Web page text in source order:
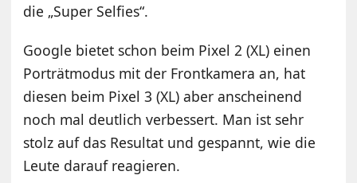
die „Super Selfies“.
Google bietet schon beim Pixel 2 (XL) einen
Porträtmodus mit der Frontkamera an, hat
diesen beim Pixel 3 (XL) aber anscheinend
noch mal deutlich verbessert. Man ist sehr
stolz auf das Resultat und gespannt, wie die
Leute darauf reagieren.